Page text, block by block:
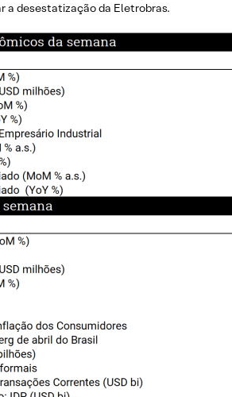
a desestatização da Eletrobras.